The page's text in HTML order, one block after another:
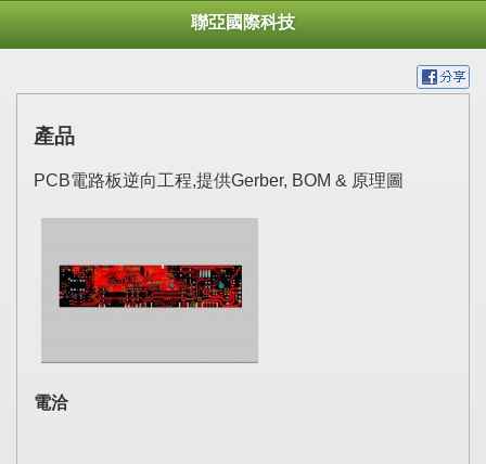
聯亞國際科技
產品
PCB電路板逆向工程,提供Gerber, BOM & 原理圖
電洽